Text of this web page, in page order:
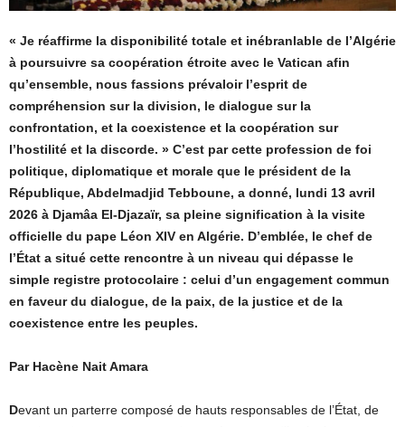
« Je réaffirme la disponibilité totale et inébranlable de l’Algérie
à poursuivre sa coopération étroite avec le Vatican afin
qu’ensemble, nous fassions prévaloir l’esprit de
compréhension sur la division, le dialogue sur la
confrontation, et la coexistence et la coopération sur
l’hostilité et la discorde. » C’est par cette profession de foi
politique, diplomatique et morale que le président de la
République, Abdelmadjid Tebboune, a donné, lundi 13 avril
2026 à Djamâa El-Djazaïr, sa pleine signification à la visite
officielle du pape Léon XIV en Algérie. D’emblée, le chef de
l’État a situé cette rencontre à un niveau qui dépasse le
simple registre protocolaire : celui d’un engagement commun
en faveur du dialogue, de la paix, de la justice et de la
coexistence entre les peuples.
Par Hacène Nait Amara
Devant un parterre composé de hauts responsables de l’État, de